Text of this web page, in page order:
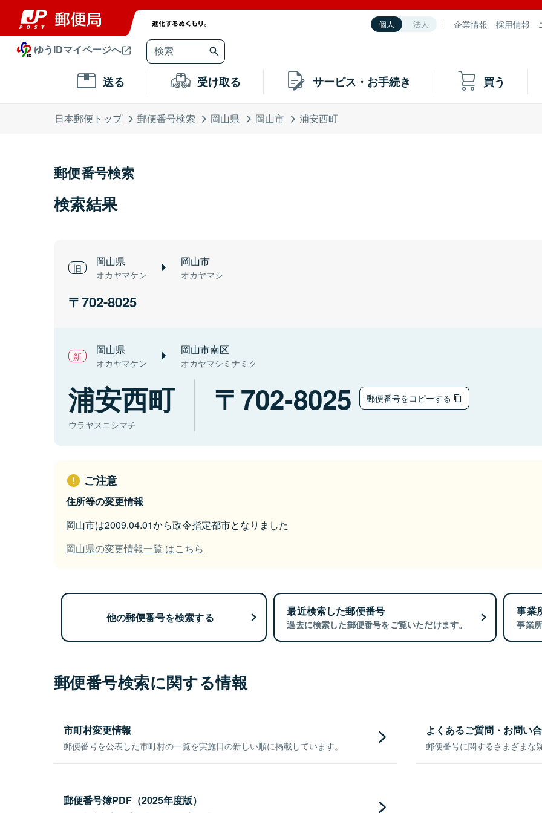
個人 法人 企業情報 採用情報
ゆうIDマイページへ
送る 受け取る サービス・お手続き 買う
日本郵便トップ 郵便番号検索 岡山県 岡山市 浦安西町
郵便番号検索
検索結果
岡山県
オカヤマケン
岡山市
オカヤマシ
702-8025
岡山県
オカヤマケン
岡山市南区
オカヤマシミナミク
浦安西町
ウラヤスニシマチ
702-8025 郵便番号をコピーする
ご注意
住所等の変更情報
岡山市は2009.04.01から政令指定都市となりました
岡山県の変更情報一覧 はこちら
他の郵便番号を検索する 最近検索した郵便番号
過去に検索した郵便番号をご覧いただけます。
事業
事業
郵便番号検索に関する情報
市町村変更情報
郵便番号を公表した市町村の一覧を実施日の新しい順に掲載しています。
よくあるご質問・お問い
郵便番号に関するさまざまな
郵便番号簿PDF（2025年度版）